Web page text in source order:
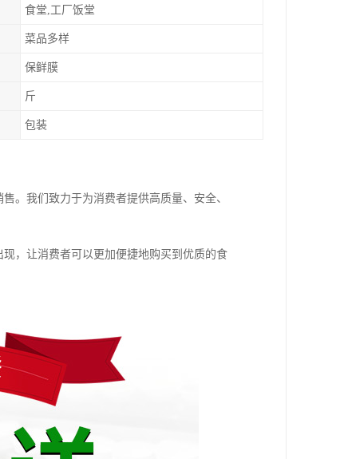
食堂,工厂饭堂
菜品多样
保鲜膜
斤
包装
。我们致力于为消费者提供高质量、安全、
，让消费者可以更加便捷地购买到优质的食